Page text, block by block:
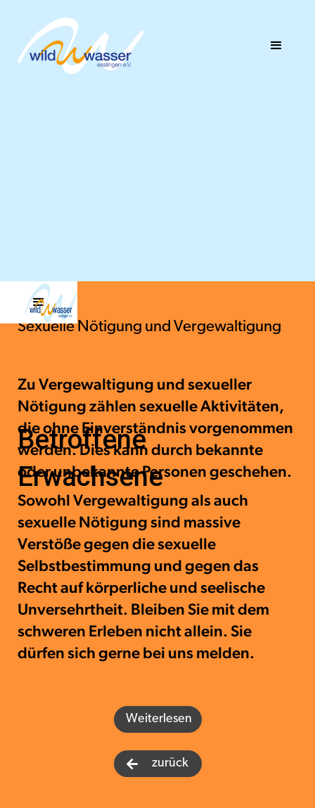
Betroffene
Erwachsene
Sexuelle Nötigung und Vergewaltigung
Zu Vergewaltigung und sexueller
Nötigung zählen sexuelle Aktivitäten,
die ohne Einverständnis vorgenommen
werden. Dies kann durch bekannte
oder unbekannte Personen geschehen.
Sowohl Vergewaltigung als auch
sexuelle Nötigung sind massive
Verstöße gegen die sexuelle
Selbstbestimmung und gegen das
Recht auf körperliche und seelische
Unversehrtheit. Bleiben Sie mit dem
schweren Erleben nicht allein. Sie
dürfen sich gerne bei uns melden.
Weiterlesen
 zurück